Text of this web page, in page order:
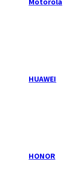
HUAWEI
HONOR